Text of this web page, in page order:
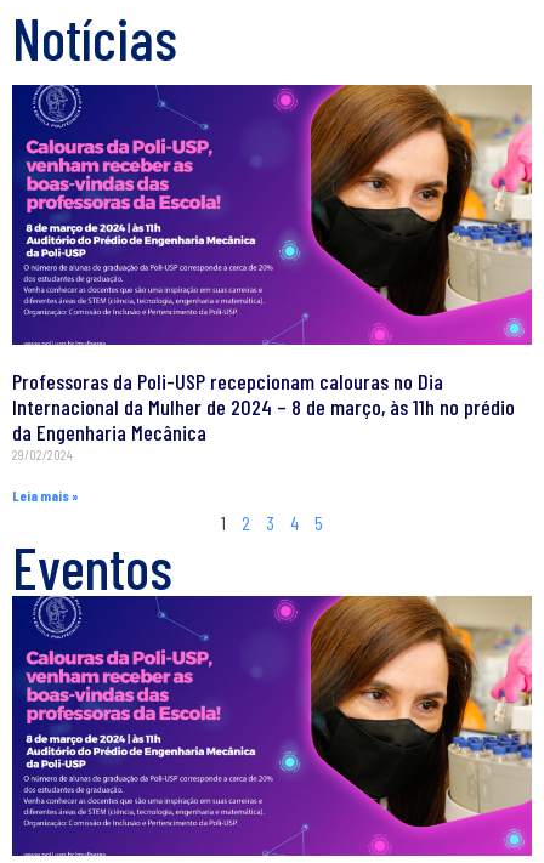
Notícias
Professoras da Poli-USP recepcionam calouras no Dia
Internacional da Mulher de 2024 – 8 de março, às 11h no prédio
da Engenharia Mecânica
29/02/2024
Leia mais »
1 2 3 4 5
Eventos